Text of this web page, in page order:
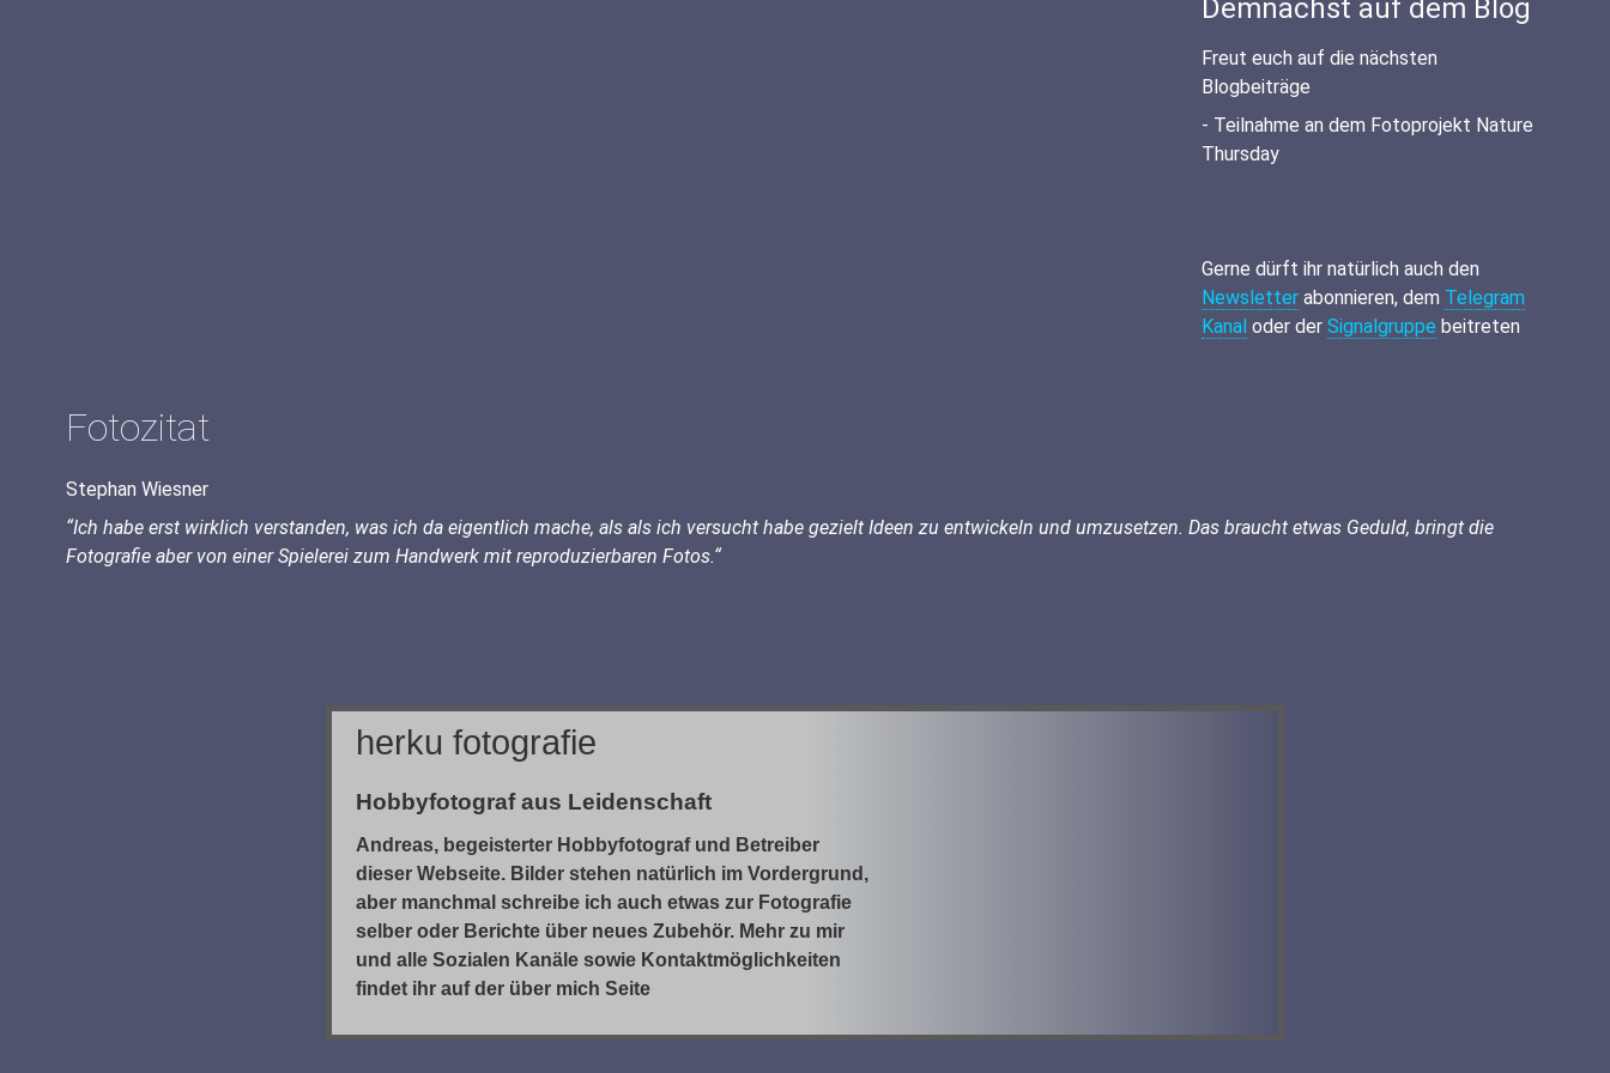
Demnächst auf dem Blog
Freut euch auf die nächsten
Blogbeiträge
- Teilnahme an dem Fotoprojekt Nature
Thursday
Gerne dürft ihr natürlich auch den
Newsletterabonnieren, dem Telegram
Kanal oder der Signalgruppe beitreten
Fotozitat
Stephan Wiesner
“Ich habe erst wirklich verstanden, was ich da eigentlich mache, als als ich versucht habe gezielt Ideen zu entwickeln und umzusetzen. Das braucht etwas Geduld, bringt die
Fotografie aber von einer Spielerei zum Handwerk mit reproduzierbaren Fotos.“
herku fotografie
Hobbyfotograf aus Leidenschaft
Andreas, begeisterter Hobbyfotograf und Betreiber
dieser Webseite. Bilder stehen natürlich im Vordergrund,
aber manchmal schreibe ich auch etwas zur Fotografie
selber oder Berichte über neues Zubehör. Mehr zu mir
und alle Sozialen Kanäle sowie Kontaktmöglichkeiten
findet ihr auf der über mich Seite